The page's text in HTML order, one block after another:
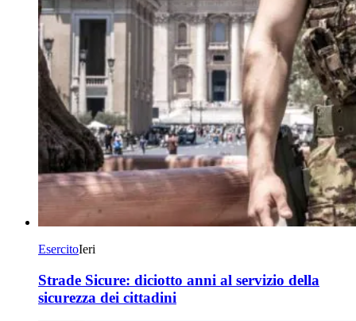
EsercitoIeri
Strade Sicure: diciotto anni al servizio della
sicurezza dei cittadini